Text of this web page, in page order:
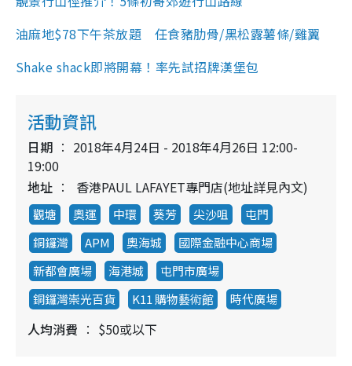
油麻地$78下午茶放題 任食豬肋骨/黑松露薯條/雞翼
Shake shack即將開幕！率先試招牌漢堡包
活動資訊
日期
2018年4月24日 - 2018年4月26日 12:00-
19:00
地址
香港PAUL LAFAYET專門店(地址詳見內文)
觀塘 奧運 中環 葵芳 尖沙咀
屯門
銅鑼灣
APM 奧海城
國際金融中心商場
新都會廣場
海港城
屯門市廣場
銅鑼灣崇光百貨
K11 購物藝術館 時代廣場
人均消費 $50或以下